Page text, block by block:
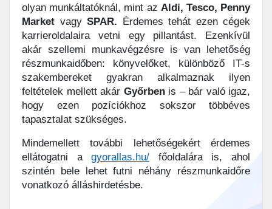
olyan munkáltatóknál, mint az Aldi, Tesco, Penny
Market vagy SPAR. Érdemes tehát ezen cégek
karrieroldalaira vetni egy pillantást. Ezenkívül
akár szellemi munkavégzésre is van lehetőség
részmunkaidőben: könyvelőket, különböző IT-s
szakembereket gyakran alkalmaznak ilyen
feltételek mellett akár Győrben is – bár való igaz,
hogy ezen pozíciókhoz sokszor többéves
tapasztalat szükséges.
Mindemellett további lehetőségekért érdemes
ellátogatni agyorallas.hu/ főoldalára is, ahol
szintén bele lehet futni néhány részmunkaidőre
vonatkozó álláshirdetésbe.